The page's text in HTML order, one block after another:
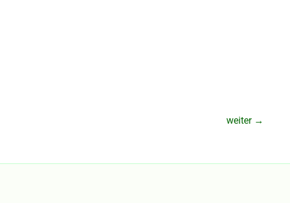
weiter →